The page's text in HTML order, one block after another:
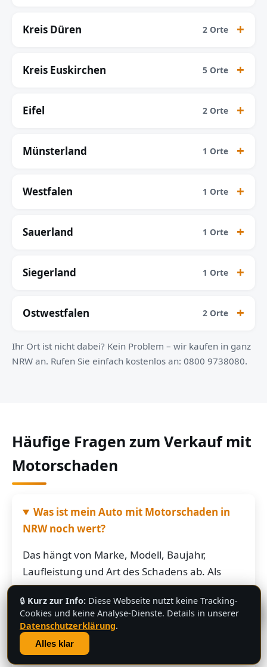
Kreis Düren 2 Orte
Kreis Euskirchen 5 Orte
Eifel 2 Orte
Münsterland 1 Orte
Westfalen 1 Orte
Sauerland 1 Orte
Siegerland 1 Orte
Ostwestfalen 2 Orte
Ihr Ort ist nicht dabei? Kein Problem – wir kaufen in ganz
NRW an. Rufen Sie einfach kostenlos an: 0800 9738080.
Häufige Fragen zum Verkauf mit
Motorschaden
Was ist mein Auto mit Motorschaden in
NRW noch wert?
Das hängt von Marke, Modell, Baujahr,
Laufleistung und Art des Schadens ab. Als
grobe Richtung: Fahrzeuge mit Motorschaden
bringen je nach Restwert der Karosserie und
der Teile oft noch mehrere hundert bis
mehrere tausend Euro. Schicken Sie uns die
Fahrzeugdaten – Sie bekommen von uns eine
💬
🔒 Kurz zur Info: Diese Webseite nutzt keine Tracking-
Cookies und keine Analyse-Dienste. Details in unserer
Datenschutzerklärung.
Alles klar